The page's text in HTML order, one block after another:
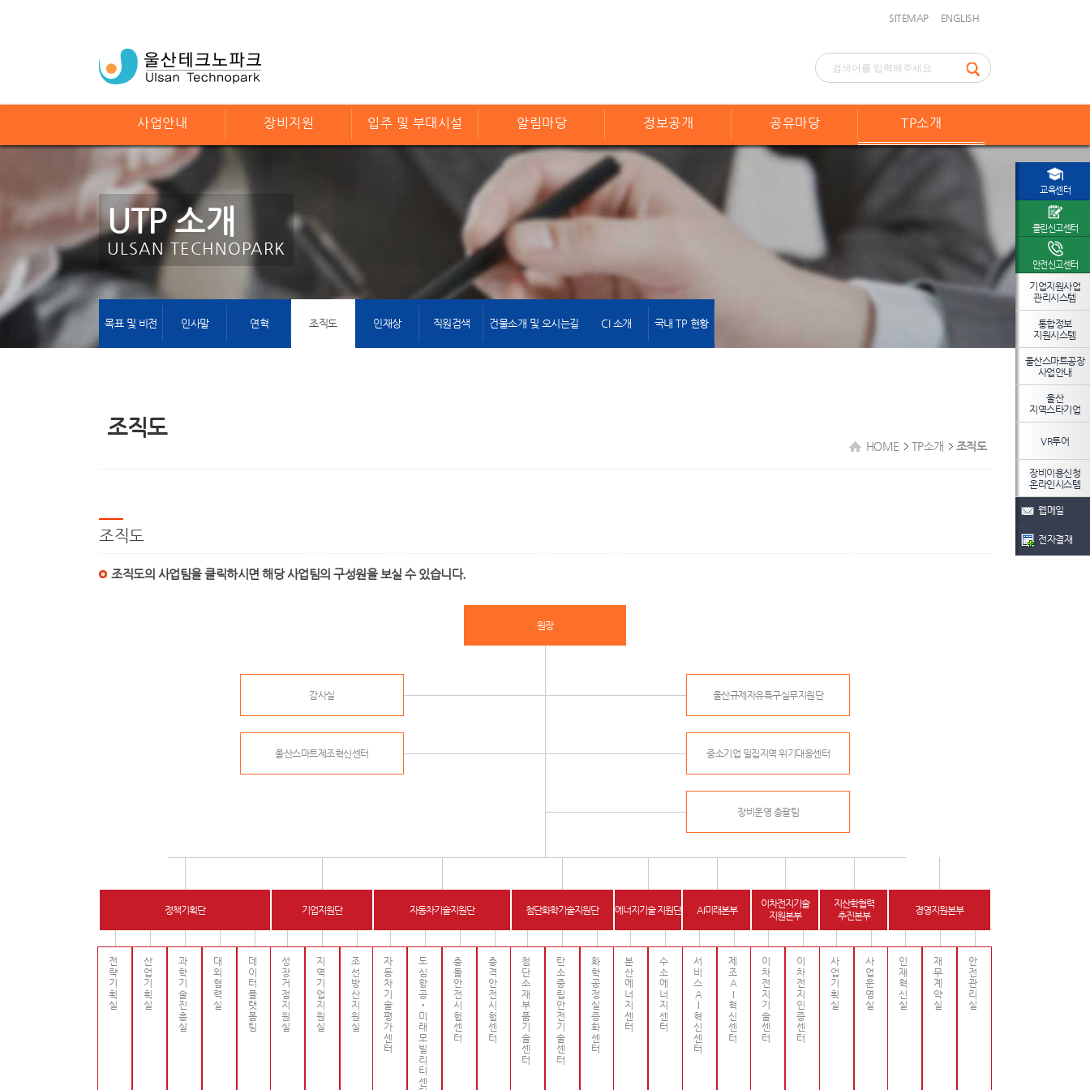
SITEMAP ENGLISH
사업안내 장비지원 입주 및 부대시설 알림마당 정보공개 공유마당 TP소개
UTP 소개
ULSAN TECHNOPARK
목표 및 비전 인사말 연혁 조직도 인재상 직원검색 건물소개 및 오시는길 CI 소개 국내 TP 현황
조직도
HOME TP소개 조직도
조직도
조직도의 사업팀을 클릭하시면 해당 사업팀의 구성원을 보실 수 있습니다.
원장
감사실 울산규제자유특구실무지원단
울산스마트제조혁신센터 중소기업 밀집지역 위기대응센터
장비운영 총괄팀
정책기획단
전략기획실 산업기획실 과학기술진흥실 대외협력실 데이터플랫폼팀
기업지원단
성장거점지원실 지역기업지원실 조선방산지원실
자동차기술지원단
자동차기술평가센터 도심항공•미래모빌리티센터 충돌안전시험센터 충격안전시험센터
첨단화학기술지원단
첨단소재부품기술센터 탄소중립안전기술센터 화학공정실증화센터
에너지기술 지원단
분산에너지센터 수소에너지센터
AI미래본부
서비스AI혁신센터 제조AI혁신센터
이차전지기술
지원본부
이차전지기술센터 이차전지인증센터
지산학협력
추진본부
사업기획실 사업운영실
경영지원본부
인재혁신실 재무계약실 안전관리실
교육센터
클린신고센터
안전신고센터
기업지원사업
관리시스템
통합정보
지원시스템
울산스마트공장
사업안내
울산
지역스타기업
VR투어
장비이용신청
온라인시스템
웹메일
전자결재